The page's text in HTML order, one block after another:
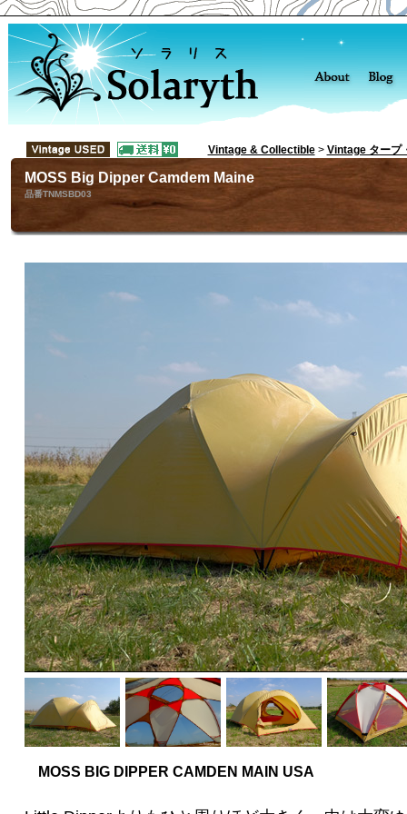
Vintage & Collectible> Vintage タープ
MOSS Big Dipper Camdem Maine
品番TNMSBD03
MOSS BIG DIPPER CAMDEN MAIN USA